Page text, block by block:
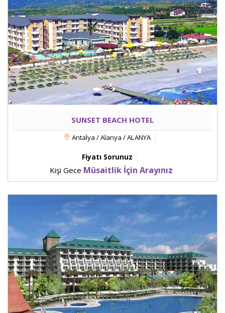
SUNSET BEACH HOTEL
Antalya / Alanya / ALANYA
Fiyatı Sorunuz
Kişi Gece Müsaitlik İçin Arayınız